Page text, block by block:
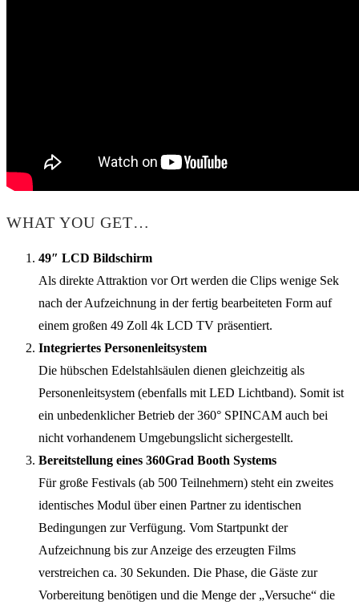
WHAT YOU GET…
49″ LCD Bildschirm
Als direkte Attraktion vor Ort werden die Clips wenige Sek
nach der Aufzeichnung in der fertig bearbeiteten Form auf
einem großen 49 Zoll 4k LCD TV präsentiert.
Integriertes Personenleitsystem
Die hübschen Edelstahlsäulen dienen gleichzeitig als
Personenleitsystem (ebenfalls mit LED Lichtband). Somit ist
ein unbedenklicher Betrieb der 360° SPINCAM auch bei
nicht vorhandenem Umgebungslicht sichergestellt.
Bereitstellung eines 360Grad Booth Systems
Für große Festivals (ab 500 Teilnehmern) steht ein zweites
identisches Modul über einen Partner zu identischen
Bedingungen zur Verfügung. Vom Startpunkt der
Aufzeichnung bis zur Anzeige des erzeugten Films
verstreichen ca. 30 Sekunden. Die Phase, die Gäste zur
Vorbereitung benötigen und die Menge der „Versuche“ die